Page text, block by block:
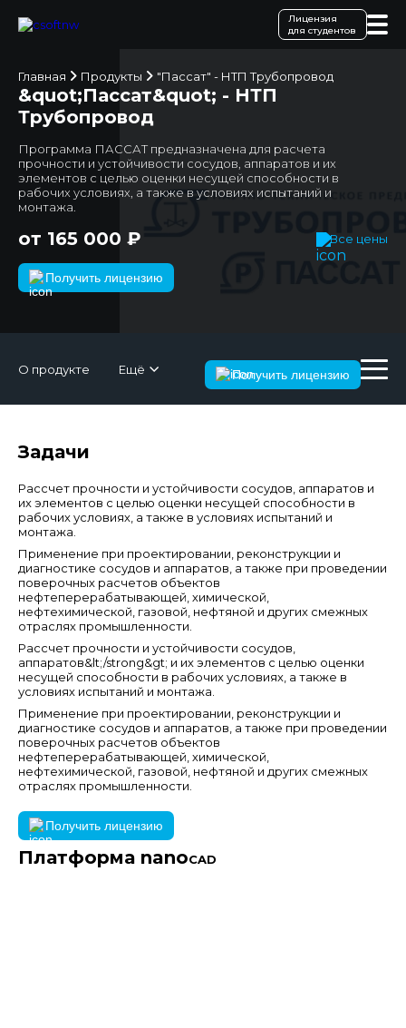
Лицензия
для студентов
Главная Продукты "Пассат" - НТП Трубопровод
&quot;Пассат&quot; - НТП
Трубопровод
Программа ПАССАТ предназначена для расчета
прочности и устойчивости сосудов, аппаратов и их
элементов с целью оценки несущей способности в
рабочих условиях, а также в условиях испытаний и
монтажа.
от 165 000 ₽ Все цены
Получить лицензию
О продукте Ещё Получить лицензию
Задачи
Рассчет прочности и устойчивости сосудов, аппаратов и
их элементов с целью оценки несущей способности в
рабочих условиях, а также в условиях испытаний и
монтажа.
Применение при проектировании, реконструкции и
диагностике сосудов и аппаратов, а также при проведении
поверочных расчетов объектов
нефтеперерабатывающей, химической,
нефтехимической, газовой, нефтяной и других смежных
отраслях промышленности.
Рассчет прочности и устойчивости сосудов,
аппаратов&lt;/strong&gt; и их элементов с целью оценки
несущей способности в рабочих условиях, а также в
условиях испытаний и монтажа.
Применение при проектировании, реконструкции и
диагностике сосудов и аппаратов, а также при проведении
поверочных расчетов объектов
нефтеперерабатывающей, химической,
нефтехимической, газовой, нефтяной и других смежных
отраслях промышленности.
Получить лицензию
Платформа nanoCAD